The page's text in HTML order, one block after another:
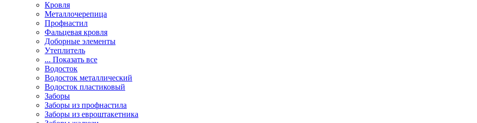
Кровля
Металлочерепица
Профнастил
Фальцевая кровля
Доборные элементы
Утеплитель
... Показать все
Водосток
Водосток металлический
Водосток пластиковый
Заборы
Заборы из профнастила
Заборы из евроштакетника